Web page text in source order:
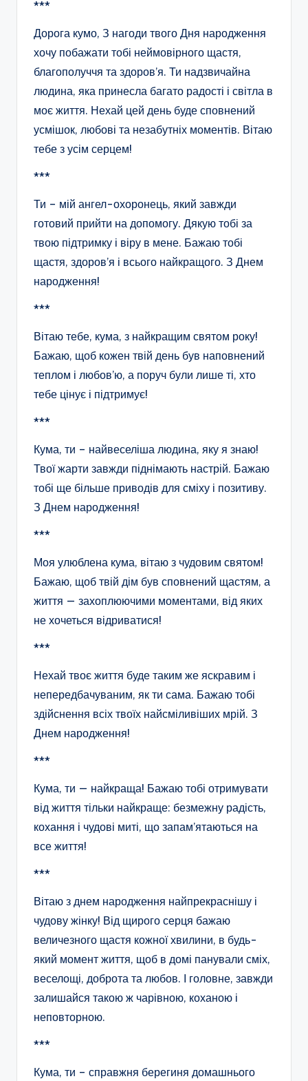
***
Дорога кумо, З нагоди твого Дня народження
хочу побажати тобі неймовірного щастя,
благополуччя та здоров’я. Ти надзвичайна
людина, яка принесла багато радості і світла в
моє життя. Нехай цей день буде сповнений
усмішок, любові та незабутніх моментів. Вітаю
тебе з усім серцем!
***
Ти – мій ангел-охоронець, який завжди
готовий прийти на допомогу. Дякую тобі за
твою підтримку і віру в мене. Бажаю тобі
щастя, здоров’я і всього найкращого. З Днем
народження!
***
Вітаю тебе, кума, з найкращим святом року!
Бажаю, щоб кожен твій день був наповнений
теплом і любов’ю, а поруч були лише ті, хто
тебе цінує і підтримує!
***
Кума, ти – найвеселіша людина, яку я знаю!
Твої жарти завжди піднімають настрій. Бажаю
тобі ще більше приводів для сміху і позитиву.
З Днем народження!
***
Моя улюблена кума, вітаю з чудовим святом!
Бажаю, щоб твій дім був сповнений щастям, а
життя — захоплюючими моментами, від яких
не хочеться відриватися!
***
Нехай твоє життя буде таким же яскравим і
непередбачуваним, як ти сама. Бажаю тобі
здійснення всіх твоїх найсміливіших мрій. З
Днем народження!
***
Кума, ти — найкраща! Бажаю тобі отримувати
від життя тільки найкраще: безмежну радість,
кохання і чудові миті, що запам’ятаються на
все життя!
***
Вітаю з днем ​​народження найпрекраснішу і
чудову жінку! Від щирого серця бажаю
величезного щастя кожної хвилини, в будь-
який момент життя, щоб в домі панували сміх,
веселощі, доброта та любов. І головне, завжди
залишайся такою ж чарівною, коханою і
неповторною.
***
Кума, ти – справжня берегиня домашнього